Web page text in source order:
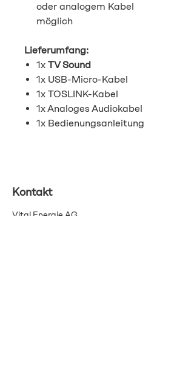
oder analogem Kabel
möglich
Lieferumfang:
1x TV Sound
1x USB-Micro-Kabel
1x TOSLINK-Kabel
1x Analoges Audiokabel
1x Bedienungsanleitung
Kontakt
Vital Energie AG